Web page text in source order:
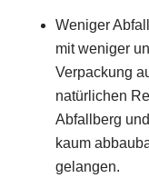
Weniger
mit weniger
Verpackung
natürlichen
Abfallberg
kaum
gelangen.